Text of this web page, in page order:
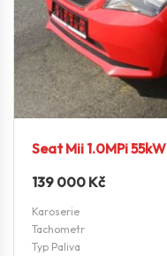
Seat Mii 1.0MPi 55kW
139 000 Kč
Karoserie
Tachometr
Typ Paliva